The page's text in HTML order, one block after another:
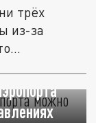
трёх
из-за